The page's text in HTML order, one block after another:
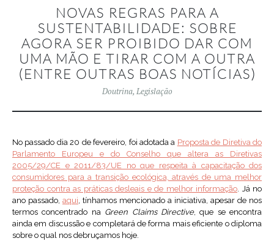
NOVAS REGRAS PARA A
SUSTENTABILIDADE: SOBRE
AGORA SER PROIBIDO DAR COM
UMA MÃO E TIRAR COM A OUTRA
(ENTRE OUTRAS BOAS NOTÍCIAS)
Doutrina, Legislação
No passado dia 20 de fevereiro, foi adotada a Proposta de Diretiva do
Parlamento Europeu e do Conselho que altera as Diretivas
2005/29/CE e 2011/83/UE no que respeita à capacitação dos
consumidores para a transição ecológica, através de uma melhor
proteção contra as práticas desleais e de melhor informação. Já no
ano passado, aqui, tínhamos mencionado a iniciativa, apesar de nos
termos concentrado na Green Claims Directive, que se encontra
ainda em discussão e completará de forma mais eficiente o diploma
sobre o qual nos debruçamos hoje.